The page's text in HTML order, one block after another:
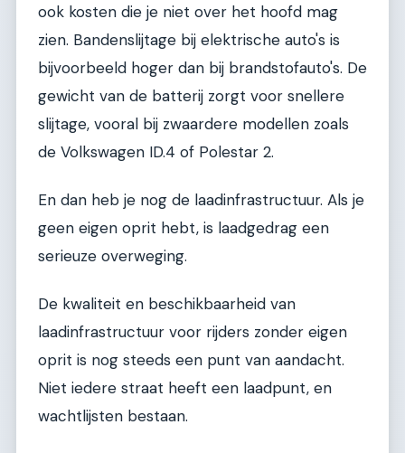
ook kosten die je niet over het hoofd mag
zien. Bandenslijtage bij elektrische auto's is
bijvoorbeeld hoger dan bij brandstofauto's. De
gewicht van de batterij zorgt voor snellere
slijtage, vooral bij zwaardere modellen zoals
de Volkswagen ID.4 of Polestar 2.
En dan heb je nog de laadinfrastructuur. Als je
geen eigen oprit hebt, is laadgedrag een
serieuze overweging.
De kwaliteit en beschikbaarheid van
laadinfrastructuur voor rijders zonder eigen
oprit is nog steeds een punt van aandacht.
Niet iedere straat heeft een laadpunt, en
wachtlijsten bestaan.